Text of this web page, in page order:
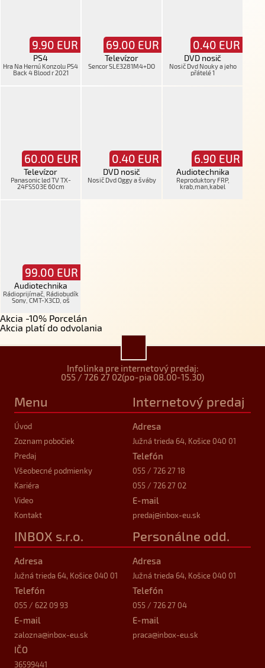
9.90 EUR
PS4
Hra Na Hernú Konzolu PS4
Back 4 Blood r 2021
69.00 EUR
Televízor
Sencor SLE3281M4+DO
0.40 EUR
DVD nosič
Nosič Dvd Nouky a jeho
přátelé 1
60.00 EUR
Televízor
Panasonic led TV TX-
24FS503E 60cm
0.40 EUR
DVD nosič
Nosič Dvd Oggy a šváby
6.90 EUR
Audiotechnika
Reproduktory FRP,
krab,man,kabel
99.00 EUR
Audiotechnika
Rádioprijímač, Rádiobudík
Sony, CMT-X3CD, oš
Akcia -10% Porcelán
Akcia platí do odvolania
Infolinka pre internetový predaj:
055 / 726 27 02(po-pia 08.00-15.30)
Menu
Úvod
Zoznam pobočiek
Predaj
Všeobecné podmienky
Kariéra
Video
Kontakt
Internetový predaj
Adresa
Južná trieda 64, Košice 040 01
Telefón
055 / 726 27 18
055 / 726 27 02
E-mail
predaj@inbox-eu.sk
INBOX s.r.o.
Adresa
Južná trieda 64, Košice 040 01
Telefón
055 / 622 09 93
E-mail
zalozna@inbox-eu.sk
IČO
36599441
Personálne odd.
Adresa
Južná trieda 64, Košice 040 01
Telefón
055 / 726 27 04
E-mail
praca@inbox-eu.sk